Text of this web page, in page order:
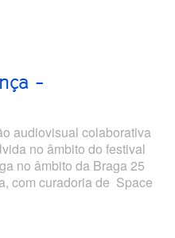
-
audiovisual colaborativa
no âmbito do festival
no âmbito da Braga 25
com curadoria de Space